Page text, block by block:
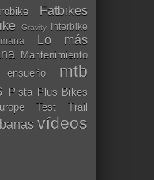
Fatbikes
Gravity Interbike
Lo más
Mantenimiento
mtb
Pista Plus Bikes
Test Trail
vídeos